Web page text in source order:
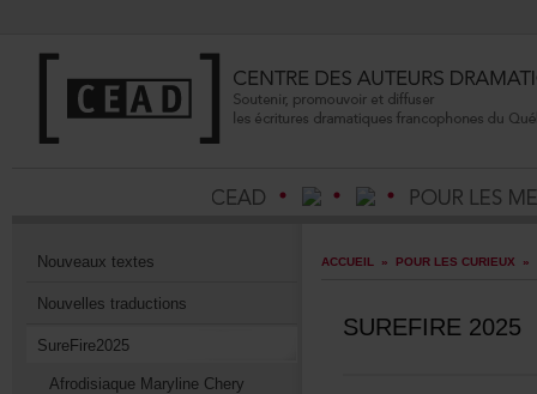
Nouveauxtextes
Nouvellestraductions
SureFire2025
AfrodisiaqueMarylineChery
ACCUEIL » POURLESCURIEUX »
SUREFIRE2025